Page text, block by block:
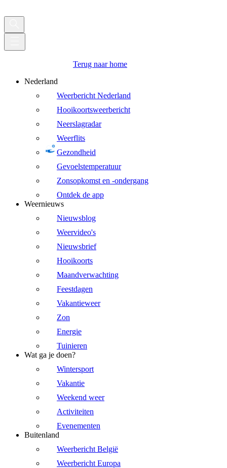
Terug naar home
Nederland
Weerbericht Nederland
Hooikoortsweerbericht
Neerslagradar
Weerflits
Gezondheid
Gevoelstemperatuur
Zonsopkomst en -ondergang
Ontdek de app
Weernieuws
Nieuwsblog
Weervideo's
Nieuwsbrief
Hooikoorts
Maandverwachting
Feestdagen
Vakantieweer
Zon
Energie
Tuinieren
Wat ga je doen?
Wintersport
Vakantie
Weekend weer
Activiteiten
Evenementen
Buitenland
Weerbericht België
Weerbericht Europa